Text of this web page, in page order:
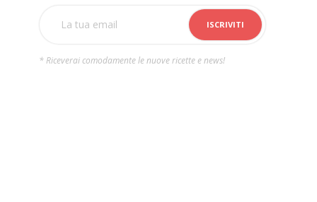
* Riceverai comodamente le nuove ricette e news!